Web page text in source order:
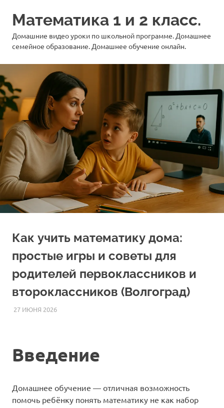
Математика 1 и 2 класс.
Домашние видео уроки по школьной программе. Домашнее
семейное образование. Домашнее обучение онлайн.
Как учить математику дома:
простые игры и советы для
родителей первоклассников и
второклассников (Волгоград)
27 ИЮНЯ 2026HOMELESSONS
СТАТЬИ
Введение
Домашнее обучение — отличная возможность
помочь ребёнку понять математику не как набор